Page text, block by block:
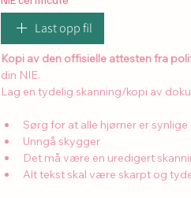
Last opp fil
Kopi av den offisielle attesten fra
din NIE.
Lag en tydelig skanning/kopi av
Sørg for at alle hjørner er synlige
Unngå skygger
Det må være en uredigert
Alt tekst skal være skarpt og